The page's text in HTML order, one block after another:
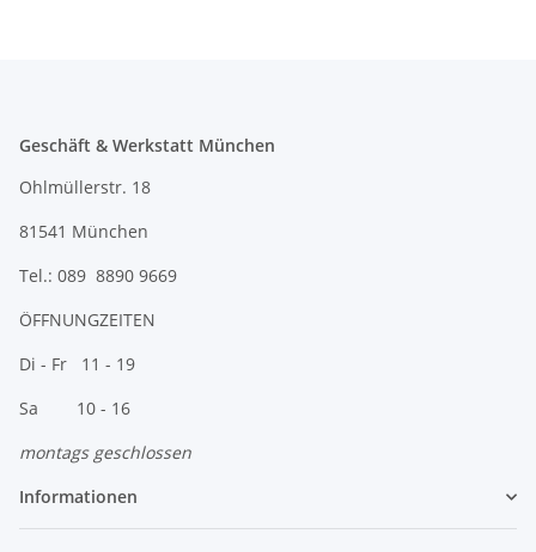
Geschäft & Werkstatt München
Ohlmüllerstr. 18
81541 München
Tel.: 089 8890 9669
ÖFFNUNGZEITEN
Di - Fr 11 - 19
Sa 10 - 16
montags geschlossen
Informationen